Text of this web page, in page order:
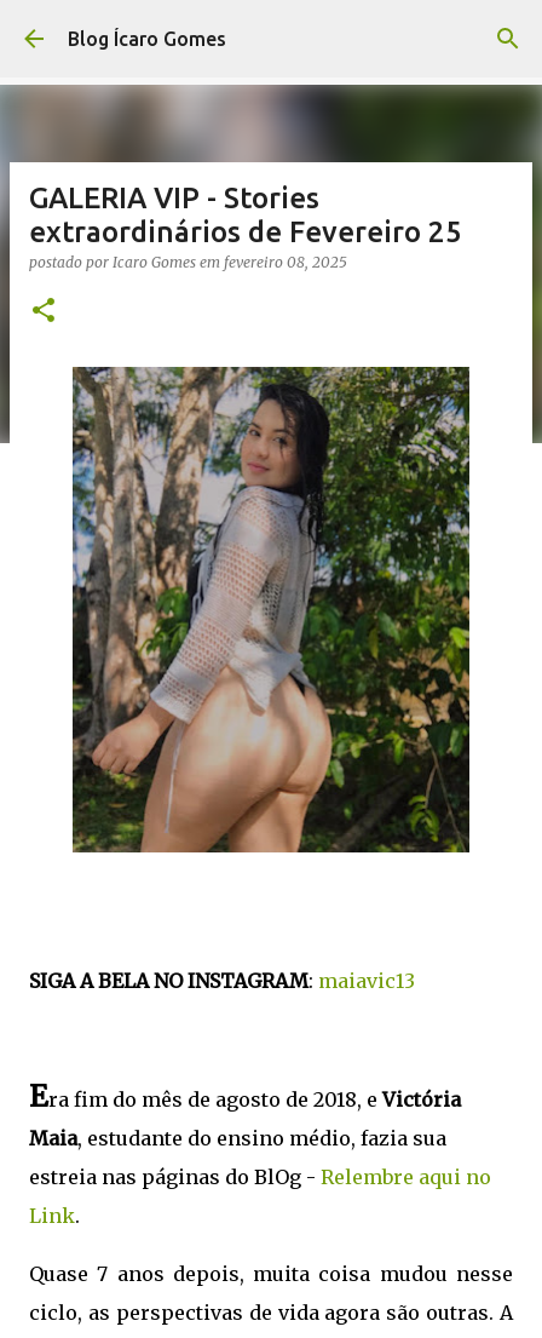
Pular para o conteúdo principal
Blog Ícaro Gomes
GALERIA VIP - Stories
extraordinários de Fevereiro 25
postado por Icaro Gomes em fevereiro 08, 2025
SIGA A BELA NO INSTAGRAM: maiavic13
Era fim do mês de agosto de 2018, eVictória
Maia, estudante do ensino médio, fazia sua
estreia nas páginas do BlOg - Relembre aqui no
Link.
Quase 7 anos depois, muita coisa mudou nesse
ciclo, as perspectivas de vida agora são outras. A